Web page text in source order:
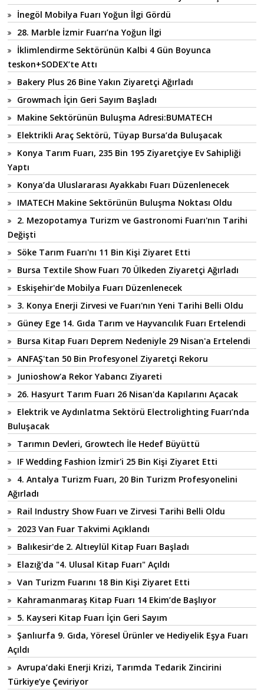
İnegöl Mobilya Fuarı Yoğun İlgi Gördü
28. Marble İzmir Fuarı’na Yoğun İlgi
İklimlendirme Sektörünün Kalbi 4 Gün Boyunca
teskon+SODEX’te Attı
Bakery Plus 26 Bine Yakın Ziyaretçi Ağırladı
Growmach İçin Geri Sayım Başladı
Makine Sektörünün Buluşma Adresi:BUMATECH
Elektrikli Araç Sektörü, Tüyap Bursa’da Buluşacak
Konya Tarım Fuarı, 235 Bin 195 Ziyaretçiye Ev Sahipliği
Yaptı
Konya’da Uluslararası Ayakkabı Fuarı Düzenlenecek
IMATECH Makine Sektörünün Buluşma Noktası Oldu
2. Mezopotamya Turizm ve Gastronomi Fuarı'nın Tarihi
Değişti
Söke Tarım Fuarı'nı 11 Bin Kişi Ziyaret Etti
Bursa Textile Show Fuarı 70 Ülkeden Ziyaretçi Ağırladı
Eskişehir'de Mobilya Fuarı Düzenlenecek
3. Konya Enerji Zirvesi ve Fuarı'nın Yeni Tarihi Belli Oldu
Güney Ege 14. Gıda Tarım ve Hayvancılık Fuarı Ertelendi
Bursa Kitap Fuarı Deprem Nedeniyle 29 Nisan'a Ertelendi
ANFAŞ'tan 50 Bin Profesyonel Ziyaretçi Rekoru
Junioshow'a Rekor Yabancı Ziyareti
26. Hasyurt Tarım Fuarı 26 Nisan'da Kapılarını Açacak
Elektrik ve Aydınlatma Sektörü Electrolighting Fuarı’nda
Buluşacak
Tarımın Devleri, Growtech İle Hedef Büyüttü
IF Wedding Fashion İzmir'i 25 Bin Kişi Ziyaret Etti
4. Antalya Turizm Fuarı, 20 Bin Turizm Profesyonelini
Ağırladı
Rail Industry Show Fuarı ve Zirvesi Tarihi Belli Oldu
2023 Van Fuar Takvimi Açıklandı
Balıkesir'de 2. Altıeylül Kitap Fuarı Başladı
Elazığ'da "4. Ulusal Kitap Fuarı" Açıldı
Van Turizm Fuarını 18 Bin Kişi Ziyaret Etti
Kahramanmaraş Kitap Fuarı 14 Ekim’de Başlıyor
5. Kayseri Kitap Fuarı İçin Geri Sayım
Şanlıurfa 9. Gıda, Yöresel Ürünler ve Hediyelik Eşya Fuarı
Açıldı
Avrupa’daki Enerji Krizi, Tarımda Tedarik Zincirini
Türkiye’ye Çeviriyor